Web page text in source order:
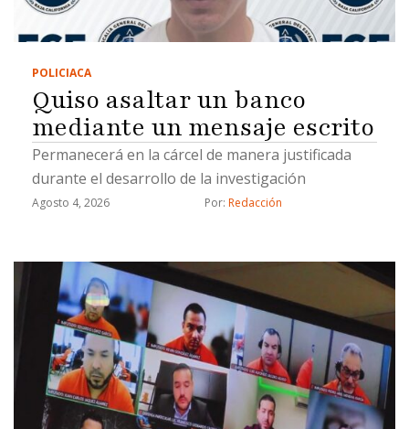
POLICIACA
Quiso asaltar un banco
mediante un mensaje escrito
Permanecerá en la cárcel de manera justificada
durante el desarrollo de la investigación
Agosto 4, 2026 Por: Redacción